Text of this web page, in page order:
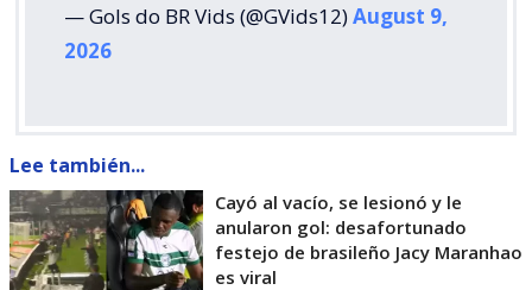
— Gols do BR Vids (@GVids12)August 9,
2026
Lee también...
Cayó al vacío, se lesionó y le
anularon gol: desafortunado
festejo de brasileño Jacy Maranhao
es viral